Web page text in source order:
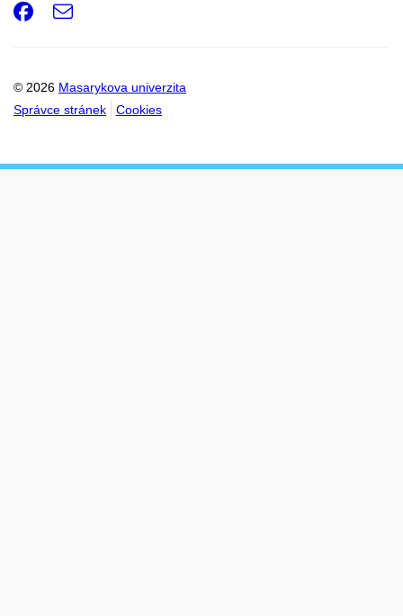
© 2026 Masarykova univerzita
Správce stránek
Cookies
Facebook
e-